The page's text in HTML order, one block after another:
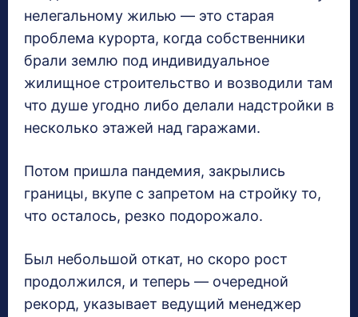
нелегальному жилью — это старая
проблема курорта, когда собственники
брали землю под индивидуальное
жилищное строительство и возводили там
что душе угодно либо делали надстройки в
несколько этажей над гаражами.
Потом пришла пандемия, закрылись
границы, вкупе с запретом на стройку то,
что осталось, резко подорожало.
Был небольшой откат, но скоро рост
продолжился, и теперь — очередной
рекорд, указывает ведущий менеджер